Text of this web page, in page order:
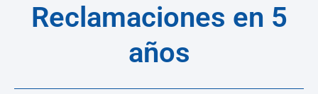
Reclamaciones en 5
años